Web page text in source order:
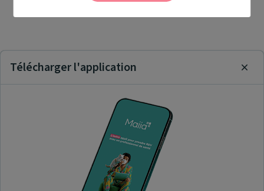
Télécharger l'application